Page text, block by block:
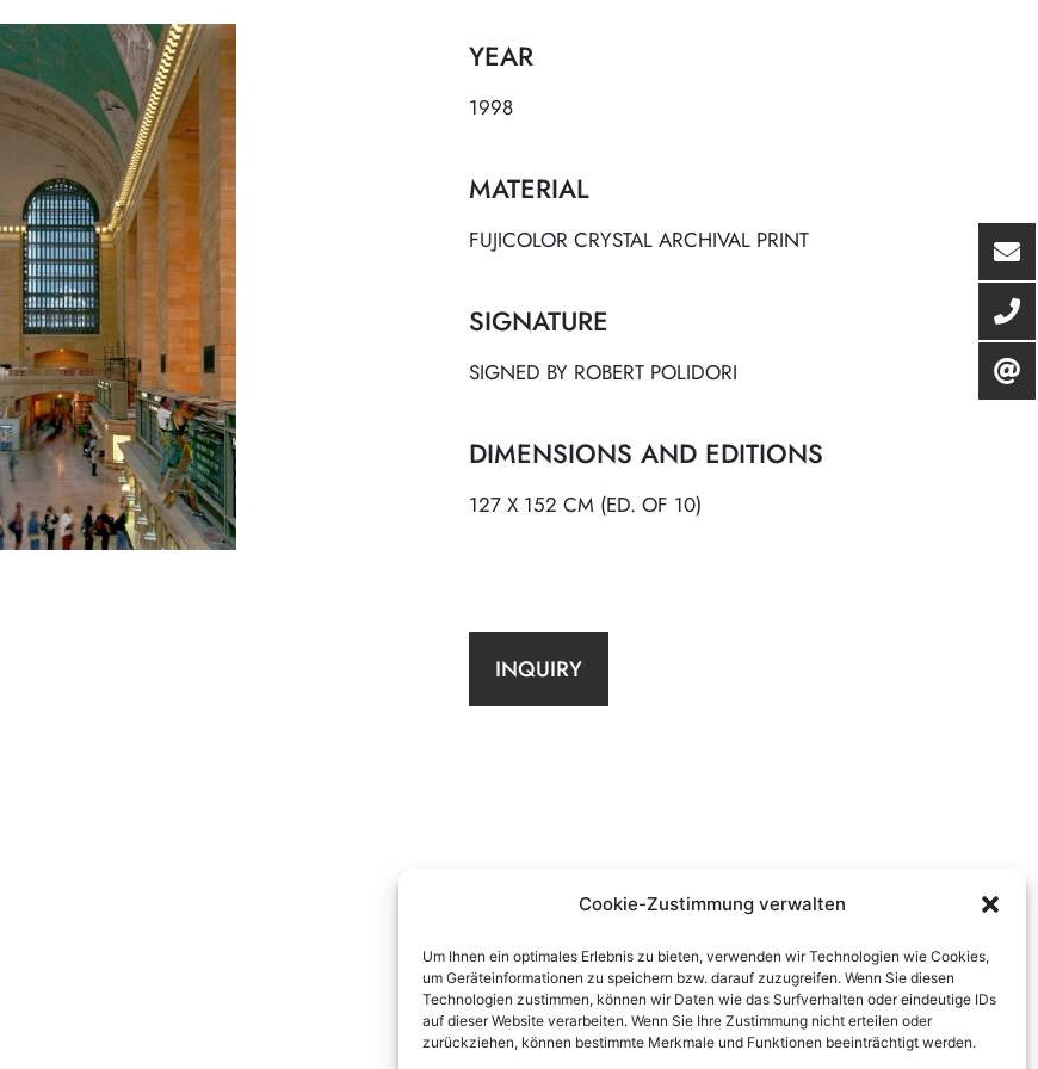
Cookie-Zustimmung verwalten
Um Ihnen ein optimales Erlebnis zu bieten, verwenden wir Technologien wie Cookies,
um Geräteinformationen zu speichern bzw. darauf zuzugreifen. Wenn Sie diesen
Technologien zustimmen, können wir Daten wie das Surfverhalten oder eindeutige IDs
auf dieser Website verarbeiten. Wenn Sie Ihre Zustimmung nicht erteilen oder
zurückziehen, können bestimmte Merkmale und Funktionen beeinträchtigt werden.
YEAR
1998
MATERIAL
FUJICOLOR CRYSTAL ARCHIVAL PRINT
SIGNATURE
SIGNED BY ROBERT POLIDORI
DIMENSIONS AND EDITIONS
127 X 152 CM (ED. OF 10)
INQUIRY